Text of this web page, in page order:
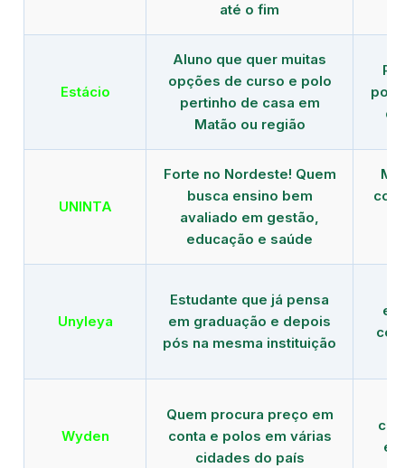
até o fim
Estácio
Aluno que quer muitas
opções de curso e polo
pertinho de casa em
Matão ou região
UNINTA
Forte no Nordeste! Quem
busca ensino bem
avaliado em gestão,
educação e saúde
Unyleya
Estudante que já pensa
em graduação e depois
pós na mesma instituição
Wyden
Quem procura preço em
conta e polos em várias
cidades do país